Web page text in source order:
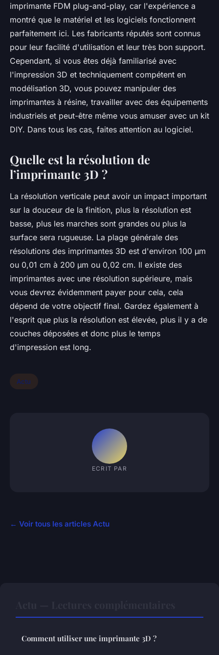
imprimante FDM plug-and-play, car l'expérience a
montré que le matériel et les logiciels fonctionnent
parfaitement ici. Les fabricants réputés sont connus
pour leur facilité d'utilisation et leur très bon support.
Cependant, si vous êtes déjà familiarisé avec
l'impression 3D et techniquement compétent en
modélisation 3D, vous pouvez manipuler des
imprimantes à résine, travailler avec des équipements
industriels et peut-être même vous amuser avec un kit
DIY. Dans tous les cas, faites attention au logiciel.
Quelle est la résolution de
l’imprimante 3D ?
La résolution verticale peut avoir un impact important
sur la douceur de la finition, plus la résolution est
basse, plus les marches sont grandes ou plus la
surface sera rugueuse. La plage générale des
résolutions des imprimantes 3D est d'environ 100 µm
ou 0,01 cm à 200 µm ou 0,02 cm. Il existe des
imprimantes avec une résolution supérieure, mais
vous devrez évidemment payer pour cela, cela
dépend de votre objectif final. Gardez également à
l'esprit que plus la résolution est élevée, plus il y a de
couches déposées et donc plus le temps
d'impression est long.
Actu
ECRIT PAR
← Voir tous les articles Actu
Comment utiliser une imprimante 3D ?